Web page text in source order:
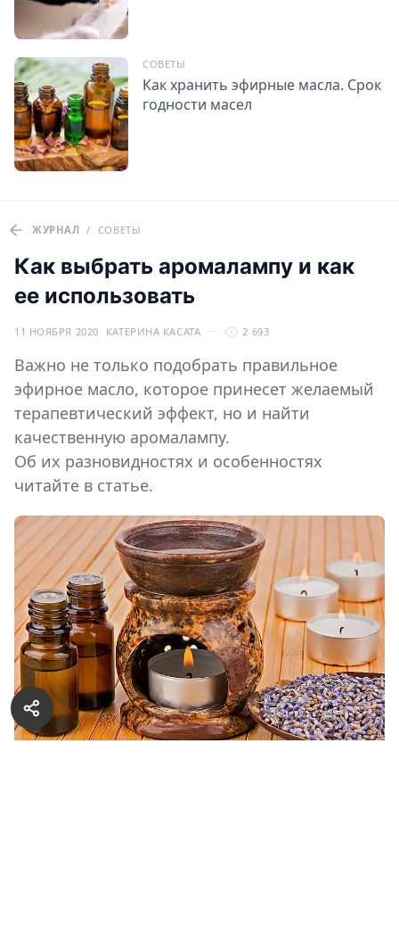
СОВЕТЫ
Как хранить эфирные масла. Срок
годности масел
ЖУРНАЛ / СОВЕТЫ
Как выбрать аромалампу и как
ее использовать
11 НОЯБРЯ 2020 КАТЕРИНА КАСАТА 2 693
Важно не только подобрать правильное
эфирное масло, которое принесет желаемый
терапевтический эффект, но и найти
качественную аромалампу.
Об их разновидностях и особенностях
читайте в статье.